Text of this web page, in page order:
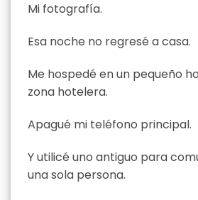
Mi fotografía.
Esa noche no regresé a casa.
Me hospedé en un pequeño
zona hotelera.
Apagué mi teléfono principal.
Y utilicé uno antiguo para
una sola persona.